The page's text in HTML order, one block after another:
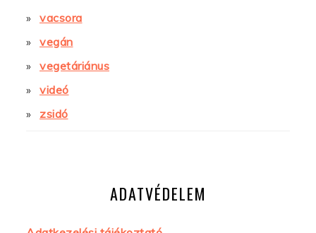
vacsora
vegán
vegetáriánus
videó
zsidó
ADATVÉDELEM